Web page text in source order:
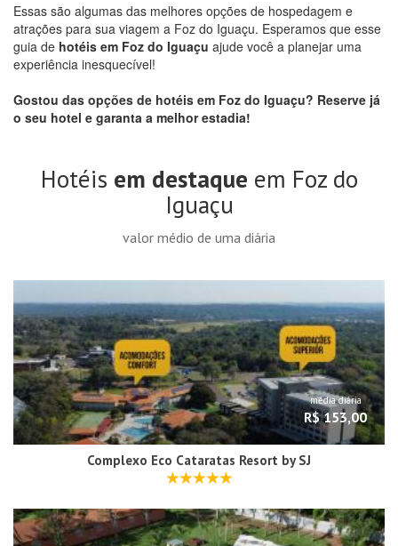
Essas são algumas das melhores opções de hospedagem e
atrações para sua viagem a Foz do Iguaçu. Esperamos que esse
guia de hotéis em Foz do Iguaçu ajude você a planejar uma
experiência inesquecível!
Gostou das opções de hotéis em Foz do Iguaçu? Reserve já
o seu hotel e garanta a melhor estadia!
Hotéis em destaque em Foz do
Iguaçu
valor médio de uma diária
média diária
R$ 153,00
Complexo Eco Cataratas Resort by SJ